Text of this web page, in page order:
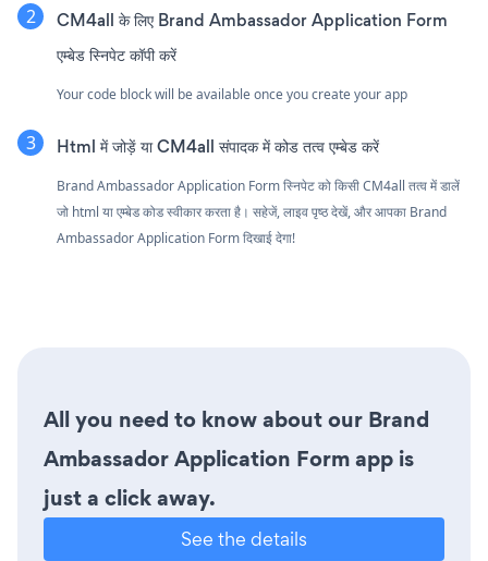
CM4all के लिए Brand Ambassador Application Form
एम्बेड स्निपेट कॉपी करें
Your code block will be available once you create your app
Html में जोड़ें या CM4all संपादक में कोड तत्व एम्बेड करें
Brand Ambassador Application Form स्निपेट को किसी CM4all तत्व में डालें
जो html या एम्बेड कोड स्वीकार करता है। सहेजें, लाइव पृष्ठ देखें, और आपका Brand
Ambassador Application Form दिखाई देगा!
All you need to know about our Brand
Ambassador Application Form app is
just a click away.
See the details